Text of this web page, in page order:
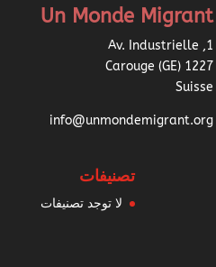
Un Monde Migrant
1, Av. Industrielle
1227 Carouge (GE)
Suisse
info@unmondemigrant.org
تصنيفات
لا توجد تصنيفات